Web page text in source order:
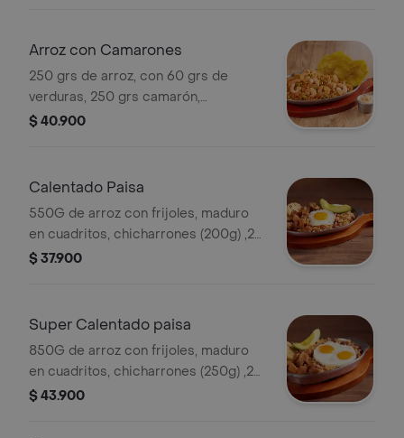
Arroz con Camarones
250 grs de arroz, con 60 grs de
verduras, 250 grs camarón,
acompañado de dos patacones y 1,5
$ 40.900
Calentado Paisa
550G de arroz con frijoles, maduro
en cuadritos, chicharrones (200g) ,2
arepas de maíz, 1 huevo frito y
$ 37.900
Super Calentado paisa
850G de arroz con frijoles, maduro
en cuadritos, chicharrones (250g) ,2
arepas de maíz, 2 huevos fritos y
$ 43.900